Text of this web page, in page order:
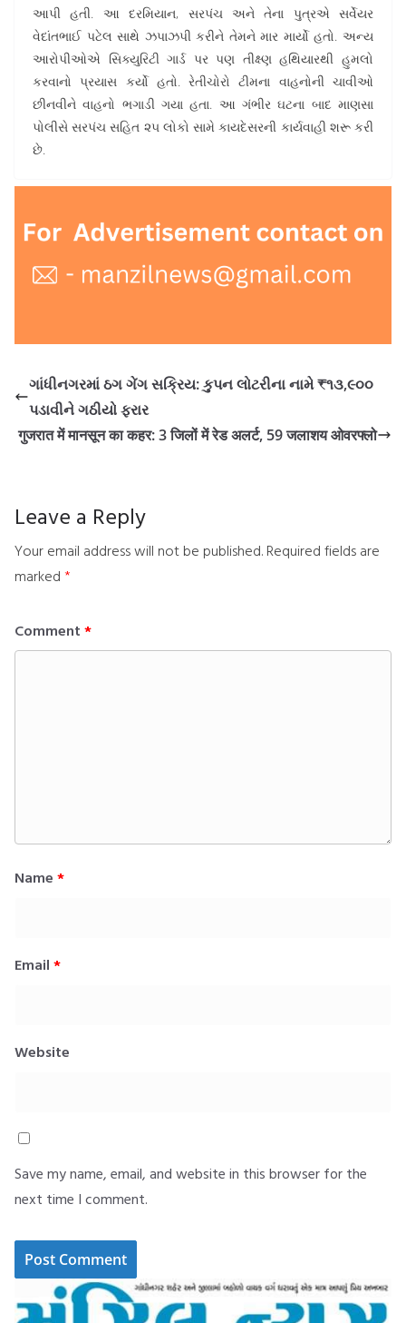
આપી હતી. આ દરમિયાન, સરપંચ અને તેના પુત્રએ સર્વેયર
વેદાંતભાઈ પટેલ સાથે ઝપાઝપી કરીને તેમને માર માર્યો હતો. અન્ય
આરોપીઓએ સિક્યુરિટી ગાર્ડ પર પણ તીક્ષ્ણ હથિયારથી હુમલો
કરવાનો પ્રયાસ કર્યો હતો. રેતીચોરો ટીમના વાહનોની ચાવીઓ
છીનવીને વાહનો ભગાડી ગયા હતા. આ ગંભીર ઘટના બાદ માણસા
પોલીસે સરપંચ સહિત ૨૫ લોકો સામે કાયદેસરની કાર્યવાહી શરૂ કરી
છે.
ગાંધીનગરમાં ઠગ ગેંગ સક્રિય: કુપન લોટરીના નામે ₹૧૩,૯૦૦
પડાવીને ગઠીયો ફરાર
गुजरात में मानसून का कहर: 3 जिलों में रेड अलर्ट, 59 जलाशय ओवरफ्लो
Leave a Reply
Your email address will not be published. Required fields are
marked *
Comment *
Name *
Email *
Website
Save my name, email, and website in this browser for the
next time I comment.